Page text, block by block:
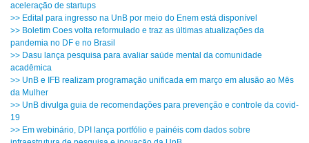
aceleração de startups
>> Edital para ingresso na UnB por meio do Enem está disponível
>> Boletim Coes volta reformulado e traz as últimas atualizações da
pandemia no DF e no Brasil
>> Dasu lança pesquisa para avaliar saúde mental da comunidade
acadêmica
>> UnB e IFB realizam programação unificada em março em alusão ao Mês
da Mulher
>> UnB divulga guia de recomendações para prevenção e controle da covid-
19
>> Em webinário, DPI lança portfólio e painéis com dados sobre